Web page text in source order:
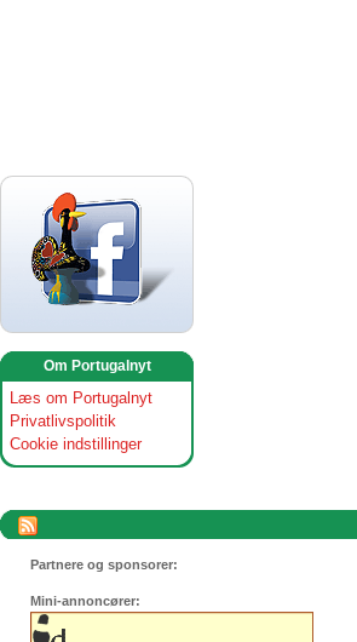
Om Portugalnyt
Læs om Portugalnyt
Privatlivspolitik
Cookie indstillinger
Partnere og sponsorer:
Mini-annoncører: